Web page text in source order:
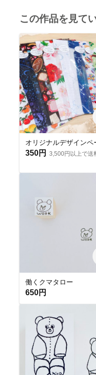
この作品を見て
350円 3,500円以上で送
働くクマタロー
650円